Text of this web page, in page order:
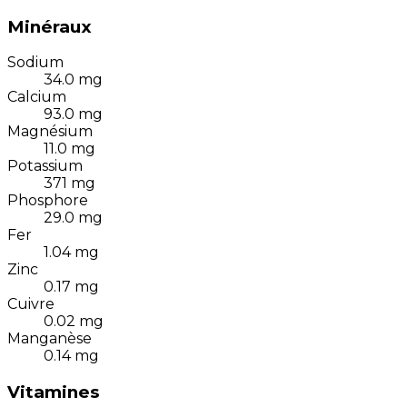
Minéraux
Sodium
34.0 mg
Calcium
93.0 mg
Magnésium
11.0 mg
Potassium
371 mg
Phosphore
29.0 mg
Fer
1.04 mg
Zinc
0.17 mg
Cuivre
0.02 mg
Manganèse
0.14 mg
Vitamines